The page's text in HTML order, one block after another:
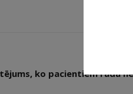
ko pacientiem rada